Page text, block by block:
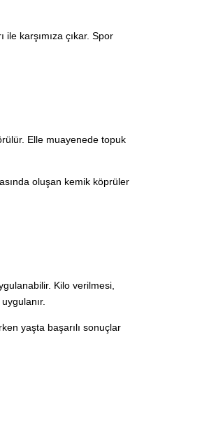
karşımıza çıkar. Spor
Elle muayenede topuk
oluşan kemik köprüler
Kilo verilmesi,
yaşta başarılı sonuçlar